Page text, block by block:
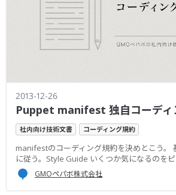
2013-12-26
Puppet manifest 独自コーディ
社内向け技術文書 コーディング規約
manifestのコーディング規約を決めとこう。
に従う。Style Guide いくつか気になるのをピ
GMOペパボ株式会社